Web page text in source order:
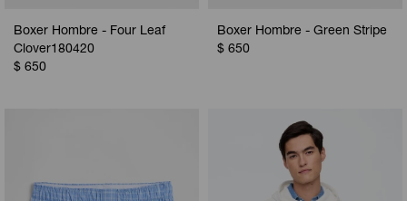
Boxer Hombre - Four Leaf
Clover180420
$ 650
Boxer Hombre - Green Stripe
$ 650